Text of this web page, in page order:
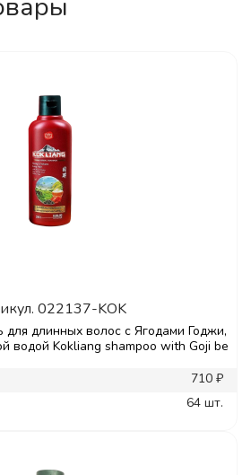
022137-KOK
длинных волос с Ягодами Годжи,
водой Kokliang shampoo with Goji be
710 ₽
64 шт.